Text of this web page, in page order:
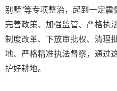
别墅”等专项整治，起到一定
完善政策、加强监管、严格执
制度改革、下放审批权、清理
地、严格精准执法督察，通过
护好耕地。